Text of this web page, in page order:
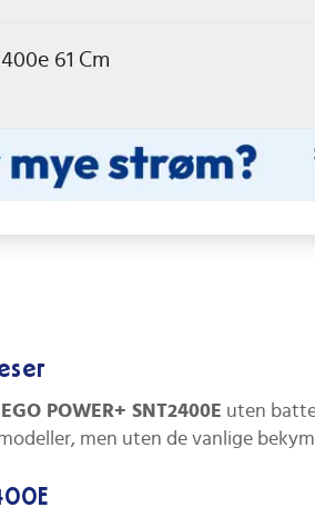
61 Cm
EGO POWER+ SNT2400E uten
men uten de vanlige